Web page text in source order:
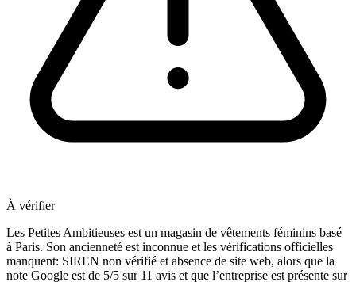
À vérifier
Les Petites Ambitieuses est un magasin de vêtements féminins basé
à Paris. Son ancienneté est inconnue et les vérifications officielles
manquent: SIREN non vérifié et absence de site web, alors que la
note Google est de 5/5 sur 11 avis et que l’entreprise est présente sur